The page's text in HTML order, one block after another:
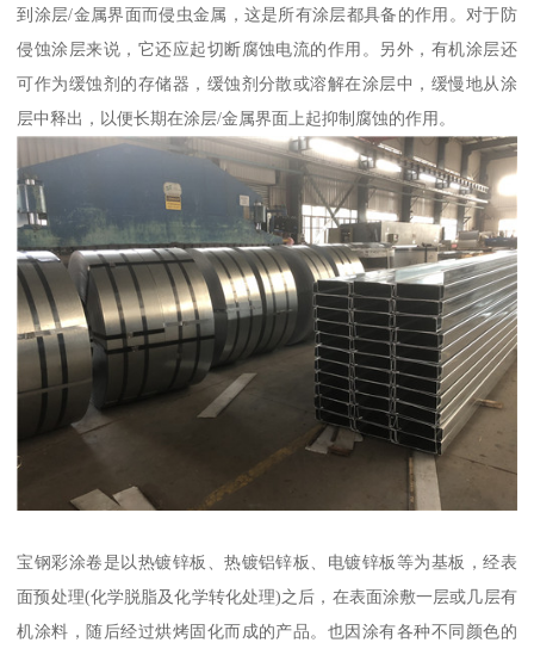
到涂层/金属界面而侵虫金属，这是所有涂层都具备的作用。对于防
侵蚀涂层来说，它还应起切断腐蚀电流的作用。另外，有机涂层还
可作为缓蚀剂的存储器，缓蚀剂分散或溶解在涂层中，缓慢地从涂
层中释出，以便长期在涂层/金属界面上起抑制腐蚀的作用。
宝钢彩涂卷是以热镀锌板、热镀铝锌板、电镀锌板等为基板，经表
面预处理(化学脱脂及化学转化处理)之后，在表面涂敷一层或几层有
机涂料，随后经过烘烤固化而成的产品。也因涂有各种不同颜色的